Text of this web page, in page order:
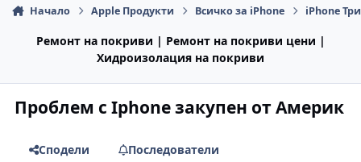
Начало Apple Продукти Всичко за iPhone iPhone
Ремонт на покриви | Ремонт на покриви цени |
Хидроизолация на покриви
Проблем с Iphone закупен от Америк
Сподели
Последователи